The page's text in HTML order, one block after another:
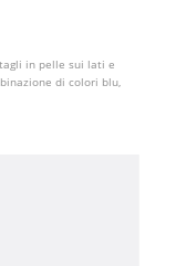
in pelle sui lati e
di colori blu,